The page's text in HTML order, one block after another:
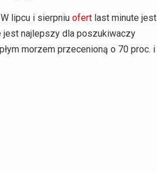
lipcu i sierpniu ofert last minute jest
jest najlepszy dla poszukiwaczy
morzem przecenioną o 70 proc. i